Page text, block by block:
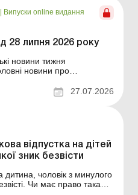
Випуски online видання
28 липня 2026 року
форми типових
27.07.2026
відпустка на дітей
зник безвісти
дитина, чоловік з минулого
Чи має право така